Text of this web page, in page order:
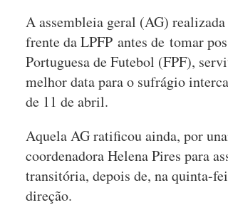
A assembleia geral (AG)
frente da LPFP antes de tomar
Portuguesa de Futebol (FPF),
melhor data para o sufrágio
de 11 de abril.
Aquela AG ratificou ainda, por
coordenadora Helena Pires para
transitória, depois de, na quinta-
direção.